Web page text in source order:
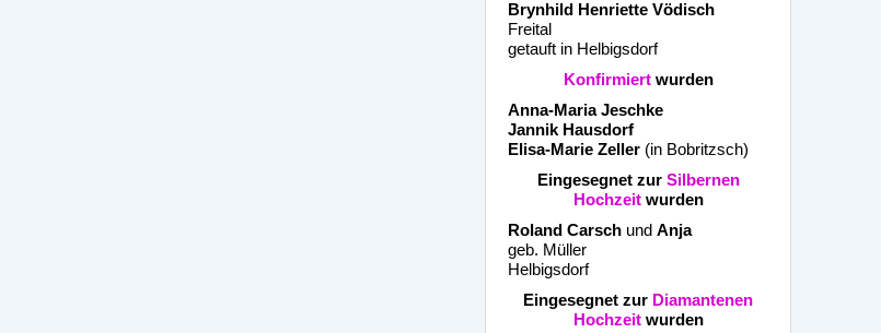
Brynhild Henriette Vödisch
Freital
getauft in Helbigsdorf
Konfirmiertwurden
Anna-Maria Jeschke
Jannik Hausdorf
Elisa-Marie Zeller (in Bobritzsch)
Eingesegnet zur Silbernen
Hochzeitwurden
Roland Carsch und Anja
geb. Müller
Helbigsdorf
Eingesegnet zur Diamantenen
Hochzeitwurden